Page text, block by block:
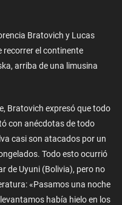
Bratovich y Lucas
recorrer el continente
arriba de una limusina
Bratovich expresó que todo
con anécdotas de todo
casi son atacados por un
Todo esto ocurrió
de Uyuni (Bolivia), pero no
«Pasamos una noche
había hielo en los